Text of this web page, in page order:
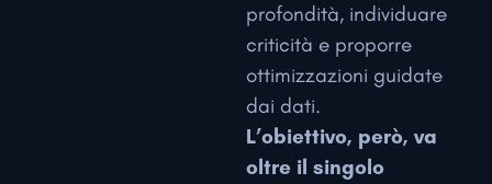
profondità, individuare
criticità e proporre
ottimizzazioni guidate
dai dati.
L’obiettivo, però, va
oltre il singolo